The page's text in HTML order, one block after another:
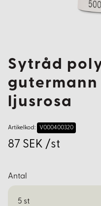
Sytråd
gutermann
ljusrosa
Artikelkod: V000400320
87 SEK /st
Antal
5 st